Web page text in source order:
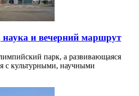
наука и вечерний маршрут
парк, а развивающаяся
с культурными, научными